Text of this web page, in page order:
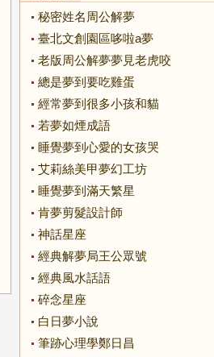
秘密姓名周公解夢
臺北文創園區哆啦a夢
老版周公解夢夢見老虎咬
總是夢到要吃雞蛋
經常夢到很多小孩和貓
若夢如煙成語
睡覺夢到心愛的女孩哭
艾莉絲美甲夢幻工坊
睡覺夢到滿天繁星
肯夢剪髮設計師
神話星座
經典解夢局王公眾號
經典風水話語
碎念星座
白日夢小說
筆跡心理學鄭日昌